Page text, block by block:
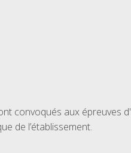
convoqués aux
de l’établissement.